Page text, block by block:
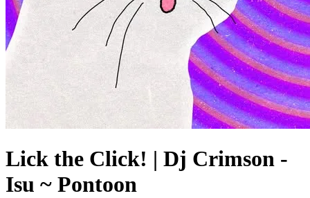
Lick the Click! | Dj Crimson -
Isu ~ Pontoon